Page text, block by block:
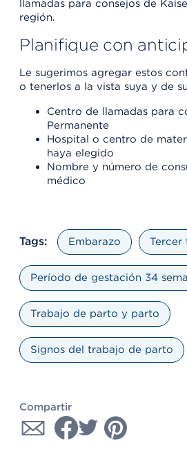
llamadas para consejos de
región.
Planifique con
Le sugerimos agregar estos
o tenerlos a la vista suya y de
Centro de llamadas para
Permanente
Hospital o centro de
haya elegido
Nombre y número de
médico
Tags: Embarazo Tercer
Período de gestación 34
Trabajo de parto y parto
Signos del trabajo de parto
Compartir